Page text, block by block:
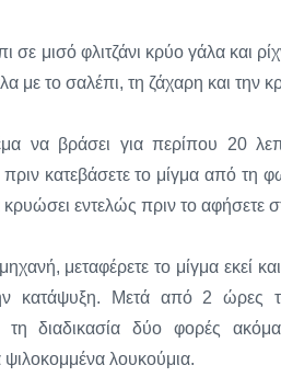
σε μισό φλιτζάνι κρύο γάλα και
με το σαλέπι, τη ζάχαρη και την
να βράσει για περίπου 20
κατεβάσετε το μίγμα από τη
κρυώσει εντελώς πριν το
μεταφέρετε το μίγμα εκεί
κατάψυξη. Μετά από 2 ώρες
τη διαδικασία δύο φορές
λουκούμια.